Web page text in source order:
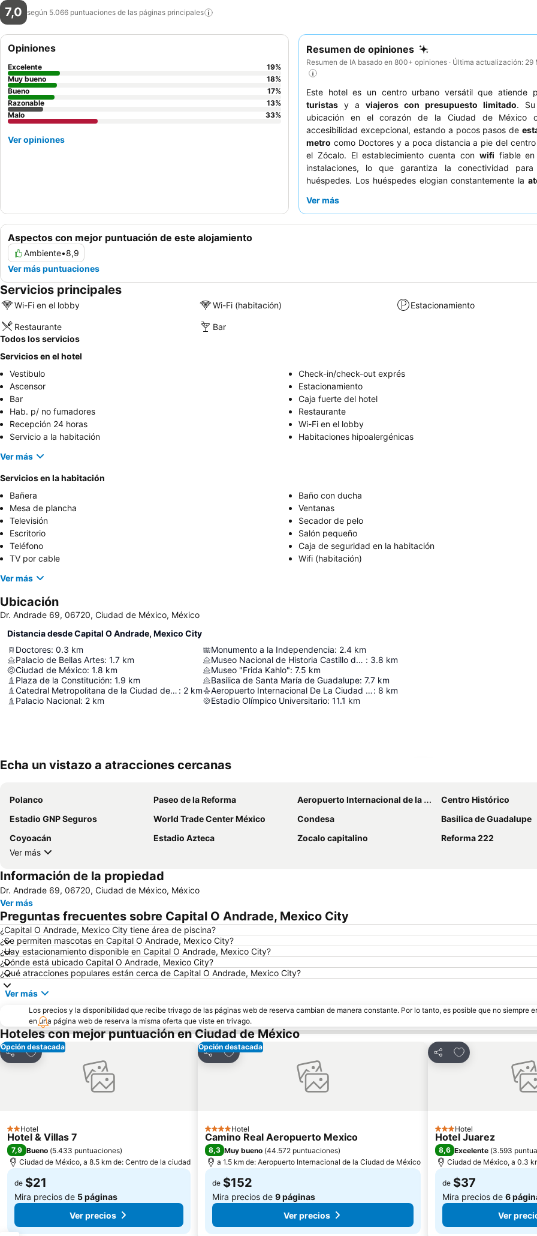
7,0 según 5.066 puntuaciones de las páginas principales
Resumen de opiniones
Resumen de IA basado en 800+ opiniones · Última actualización: 29
Este hotel es un centro urbano versátil que atiende
turistas y a viajeros con presupuesto limitado. Su
ubicación en el corazón de la Ciudad de México
accesibilidad excepcional, estando a pocos pasos de
metro como Doctores y a poca distancia a pie del
el Zócalo. El establecimiento cuenta con wifi fiable
instalaciones, lo que garantiza la conectividad
huéspedes. Los huéspedes elogian constantemente la
ofrece desayunos y cenas. Para un toque de indulgencia,
Ver más
Aspectos con mejor puntuación de este alojamiento
Ambiente•8,9
Ver más puntuaciones
Opiniones
Excelente 19%
Muy bueno
18%
Bueno
17%
Razonable
13%
Malo
33%
Ver opiniones
Servicios principales
Wi-Fi en el lobby Wi-Fi (habitación) Estacionamiento
Restaurante
Bar
Todos los servicios
Servicios en el hotel
Vestibulo
Check-in/check-out exprés
Ascensor
Estacionamiento
Bar
Caja fuerte del hotel
Hab. p/ no fumadores
Restaurante
Recepción 24 horas
Wi-Fi en el lobby
Servicio a la habitación
Habitaciones hipoalergénicas
Ver más
Servicios en la habitación
Bañera
Baño con ducha
Mesa de plancha
Ventanas
Televisión
Secador de pelo
Escritorio
Salón pequeño
Teléfono
Caja de seguridad en la habitación
TV por cable
Wifi (habitación)
Ver más
Ubicación
Dr. Andrade 69, 06720, Ciudad de México, México
Distancia desde Capital O Andrade, Mexico City
Doctores: 0.3 km
Palacio de Bellas Artes: 1.7 km
Ciudad de México: 1.8 km
Plaza de la Constitución: 1.9 km
Catedral Metropolitana de la Ciudad de México : 2 km
Palacio Nacional: 2 km
Monumento a la Independencia: 2.4 km
Museo Nacional de Historia Castillo de Chapultepec : 3.8 km
Museo "Frida Kahlo": 7.5 km
Basílica de Santa María de Guadalupe: 7.7 km
Aeropuerto Internacional De La Ciudad De México: 8 km
Estadio Olímpico Universitario: 11.1 km
Echa un vistazo a atracciones cercanas
Polanco Paseo de la Reforma Aeropuerto Internacional de la Ciudad de México
Centro Histórico
Estadio GNP Seguros
World Trade Center México Condesa
Basilica de Guadalupe
Coyoacán
Estadio Azteca Zocalo capitalino
Reforma 222
Ver más
Información de la propiedad
Dr. Andrade 69, 06720, Ciudad de México, México
Ver más
Preguntas frecuentes sobre Capital O Andrade, Mexico City
¿Capital O Andrade, Mexico City tiene área de piscina?
¿Se permiten mascotas en Capital O Andrade, Mexico City?
¿Hay estacionamiento disponible en Capital O Andrade, Mexico City?
¿Dónde está ubicado Capital O Andrade, Mexico City?
¿Qué atracciones populares están cerca de Capital O Andrade, Mexico City?
Ver más
Los precios y la disponibilidad que recibe trivago de las páginas web de reserva cambian de manera constante. Por lo tanto, es posible que no siempre
en una página web de reserva la misma oferta que viste en trivago.
Hoteles con mejor puntuación en Ciudad de México
Opción destacada
Compartir
Agregar a favoritos
2 Estrellas
Hotel
Hotel & Villas 7
7,9 Bueno (5.433 puntuaciones)
Ciudad de México, a 8.5 km de: Centro de la ciudad
de $21
Mira precios de 5 páginas
Ver precios
Opción destacada
Compartir
Agregar a favoritos
4 Estrellas
Hotel
Camino Real Aeropuerto Mexico
8,3 Muy bueno (44.572 puntuaciones)
a 1.5 km de: Aeropuerto Internacional de la Ciudad de México
de $152
Mira precios de 9 páginas
Ver precios
Compartir
Agregar a favoritos
3 Estrellas
Hotel
Hotel Juarez
8,6 Excelente (3.593
Ciudad de México, a 0.3
de $37
Mira precios de 6
Ver